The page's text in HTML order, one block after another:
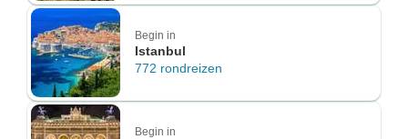
Begin in
Istanbul
772 rondreizen
Begin in